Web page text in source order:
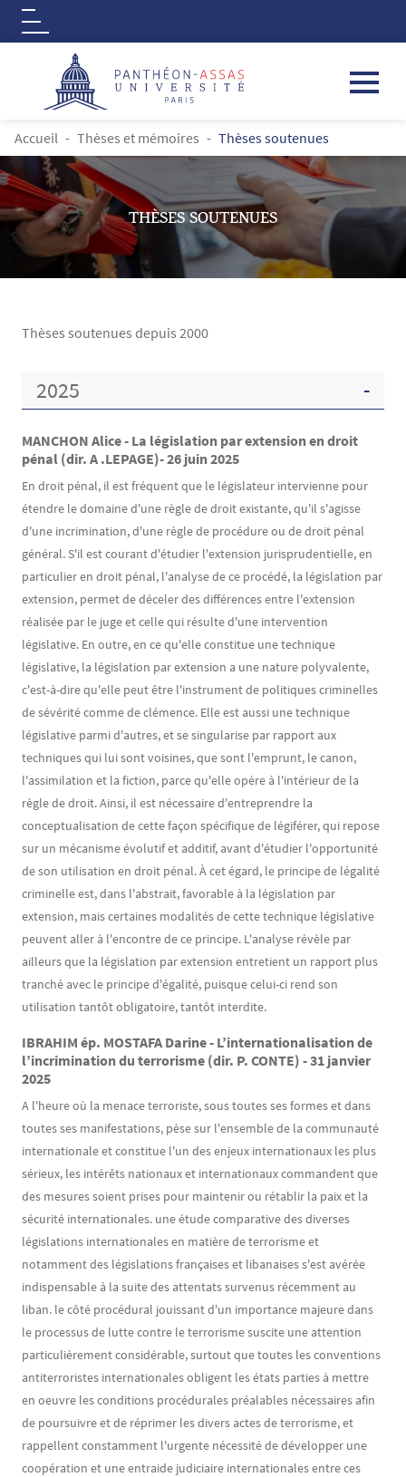
Aller au contenu principal
Logo
FIL D'ARIANE
Accueil Thèses et mémoires Thèses soutenues
THÈSES SOUTENUES
Thèses soutenues depuis 2000
Contenu2025
MANCHON Alice - La législation par extension en droit
pénal (dir. A .LEPAGE)- 26 juin 2025
En droit pénal, il est fréquent que le législateur intervienne pour
étendre le domaine d'une règle de droit existante, qu'il s'agisse
d'une incrimination, d'une règle de procédure ou de droit pénal
général. S'il est courant d'étudier l'extension jurisprudentielle, en
particulier en droit pénal, l'analyse de ce procédé, la législation par
extension, permet de déceler des différences entre l'extension
réalisée par le juge et celle qui résulte d'une intervention
législative. En outre, en ce qu'elle constitue une technique
législative, la législation par extension a une nature polyvalente,
c'est-à-dire qu'elle peut être l'instrument de politiques criminelles
de sévérité comme de clémence. Elle est aussi une technique
législative parmi d'autres, et se singularise par rapport aux
techniques qui lui sont voisines, que sont l'emprunt, le canon,
l'assimilation et la fiction, parce qu'elle opère à l'intérieur de la
règle de droit. Ainsi, il est nécessaire d'entreprendre la
conceptualisation de cette façon spécifique de légiférer, qui repose
sur un mécanisme évolutif et additif, avant d'étudier l'opportunité
de son utilisation en droit pénal. À cet égard, le principe de légalité
criminelle est, dans l'abstrait, favorable à la législation par
extension, mais certaines modalités de cette technique législative
peuvent aller à l'encontre de ce principe. L'analyse révèle par
ailleurs que la législation par extension entretient un rapport plus
tranché avec le principe d'égalité, puisque celui-ci rend son
utilisation tantôt obligatoire, tantôt interdite.
IBRAHIM ép. MOSTAFA Darine - L’internationalisation de
l’incrimination du terrorisme (dir. P. CONTE) - 31 janvier
2025
A l'heure où la menace terroriste, sous toutes ses formes et dans
toutes ses manifestations, pèse sur l'ensemble de la communauté
internationale et constitue l'un des enjeux internationaux les plus
sérieux, les intérêts nationaux et internationaux commandent que
des mesures soient prises pour maintenir ou rétablir la paix et la
sécurité internationales. une étude comparative des diverses
législations internationales en matière de terrorisme et
notamment des législations françaises et libanaises s'est avérée
indispensable à la suite des attentats survenus récemment au
liban. le côté procédural jouissant d'un importance majeure dans
le processus de lutte contre le terrorisme suscite une attention
particulièrement considérable, surtout que toutes les conventions
antiterroristes internationales obligent les états parties à mettre
en oeuvre les conditions procédurales préalables nécessaires afin
de poursuivre et de réprimer les divers actes de terrorisme, et
rappellent constamment l'urgente nécessité de développer une
coopération et une entraide judiciaire internationales entre ces